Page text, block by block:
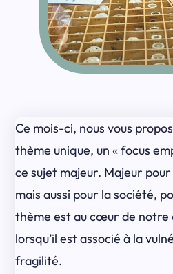
Ce mois-ci, nous vous
thème unique, un « focus
ce sujet majeur. Majeur
mais aussi pour la société,
thème est au cœur de
lorsqu’il est associé à la
fragilité.